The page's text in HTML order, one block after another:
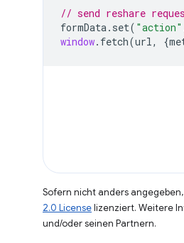
// send reshare
formData. set( "action"
window. fetch(url, {
Sofern nicht anders
2.0 Licenselizenziert. Weitere
und/oder seinen Partnern.